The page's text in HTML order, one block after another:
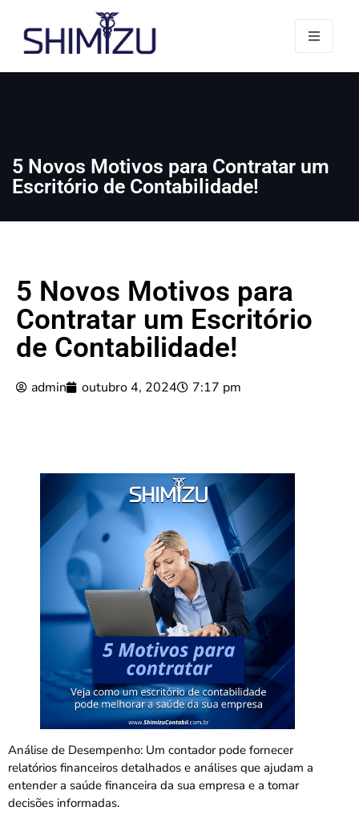
5 Novos Motivos para Contratar um
Escritório de Contabilidade!
5 Novos Motivos para
Contratar um Escritório
de Contabilidade!
admin outubro 4, 2024 7:17 pm
Análise de Desempenho: Um contador pode fornecer
relatórios financeiros detalhados e análises que ajudam a
entender a saúde financeira da sua empresa e a tomar
decisões informadas.